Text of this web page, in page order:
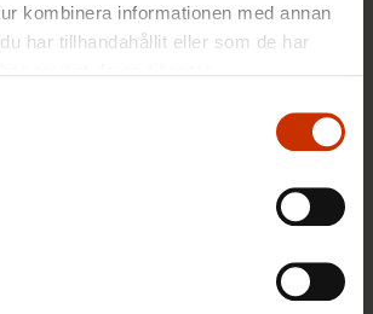
kombinera informationen med annan
har tillhandahållit eller som de har
OCH VÄRLDEN